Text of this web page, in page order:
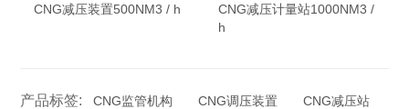
CNG减压装置500NM3 / h
CNG减压计量站1000NM3 /
h
产品标签: CNG监管机构 CNG调压装置
CNG减压站